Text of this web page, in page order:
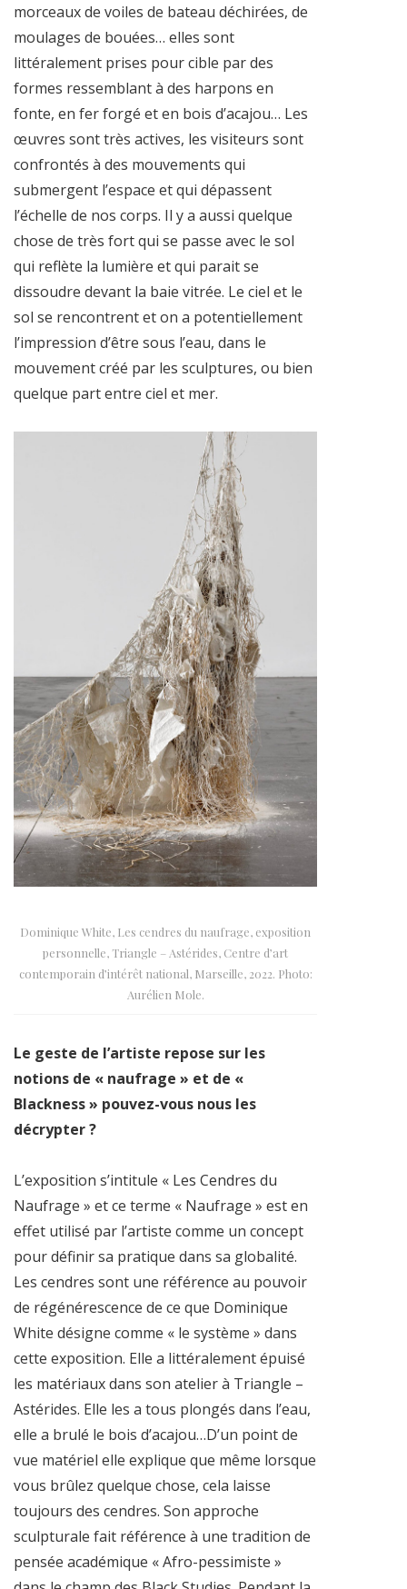
morceaux de voiles de bateau déchi­rées, de
moulages de bouées… elles sont
littéralement prises pour cible par des
formes ressemblant à des harpons en
fonte, en fer forgé et en bois d’acajou… Les
œuvres sont très actives, les visiteurs sont
confrontés à des mouvements qui
submergent l’espace et qui dépassent
l’échelle de nos corps. Il y a aussi quelque
chose de très fort qui se passe avec le sol
qui reflète la lumière et qui parait se
dissoudre devant la baie vitrée. Le ciel et le
sol se rencontrent et on a potentiellement
l’impression d’être sous l’eau, dans le
mouvement créé par les sculptures, ou bien
quelque part entre ciel et mer.
Dominique White, Les cendres du naufrage, exposition
personnelle, Triangle – Astérides, Centre d’art
contemporain d’intérêt national, Marseille, 2022. Photo:
Aurélien Mole.
Le geste de l’artiste repose sur les
notions de « naufrage » et de «
Blackness » pouvez-vous nous les
décrypter ?
L’exposition s’intitule « Les Cendres du
Naufrage » et ce terme « Naufrage » est en
effet utilisé par l’artiste comme un concept
pour définir sa pratique dans sa glo­balité.
Les cendres sont une référence au pouvoir
de régénérescence de ce que Dominique
White désigne comme « le système » dans
cette exposition. Elle a littéralement épuisé
les matériaux dans son atelier à Triangle –
Astérides. Elle les a tous plongés dans l’eau,
elle a brulé le bois d’acajou…D’un point de
vue matériel elle explique que même lorsque
vous brûlez quelque chose, cela laisse
toujours des cendres. Son approche
sculpturale fait référence à une tradition de
pensée académique « Afro-pessimiste »